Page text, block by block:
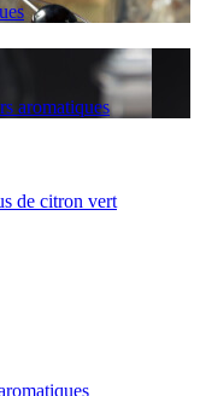
aromatiques
de citron vert